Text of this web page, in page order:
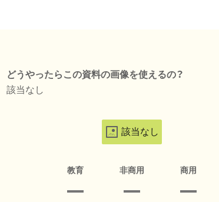
どうやったらこの資料の画像を使えるの？
該当なし
該当なし
教育 非商用 商用